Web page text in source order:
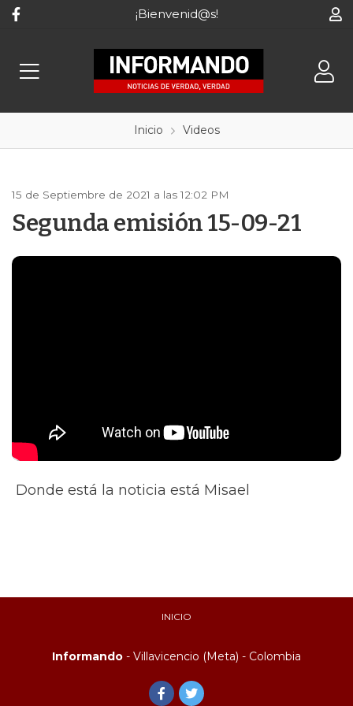
¡Bienvenid@s!
Inicio Videos
15 de Septiembre de 2021 a las 12:02 PM
Segunda emisión 15-09-21
Donde está la noticia está Misael
INICIO
Informando - Villavicencio (Meta) - Colombia